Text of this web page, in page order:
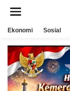
Ekonomi Sosial